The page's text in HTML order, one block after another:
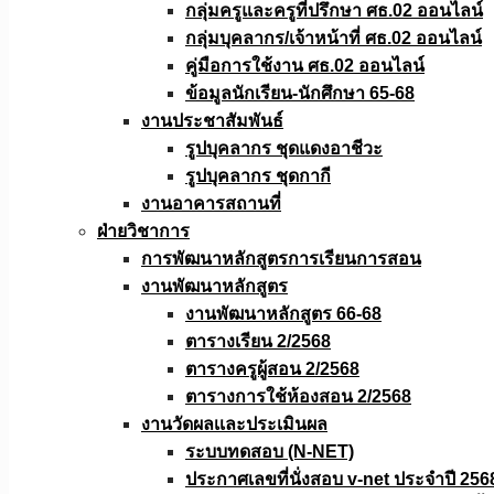
กลุ่มครูและครูที่ปรึกษา ศธ.02 ออนไลน์
กลุ่มบุคลากร/เจ้าหน้าที่ ศธ.02 ออนไลน์
คู่มือการใช้งาน ศธ.02 ออนไลน์
ข้อมูลนักเรียน-นักศึกษา 65-68
งานประชาสัมพันธ์
รูปบุคลากร ชุดแดงอาชีวะ
รูปบุคลากร ชุดกากี
งานอาคารสถานที่
ฝ่ายวิชาการ
การพัฒนาหลักสูตรการเรียนการสอน
งานพัฒนาหลักสูตร
งานพัฒนาหลักสูตร 66-68
ตารางเรียน 2/2568
ตารางครูผู้สอน 2/2568
ตารางการใช้ห้องสอน 2/2568
งานวัดผลเเละประเมินผล
ระบบทดสอบ (N-NET)
ประกาศเลขที่นั่งสอบ v-net ประจำปี